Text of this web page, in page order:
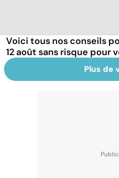
Voici tous nos conseils
12 août sans risque pour
Plus de